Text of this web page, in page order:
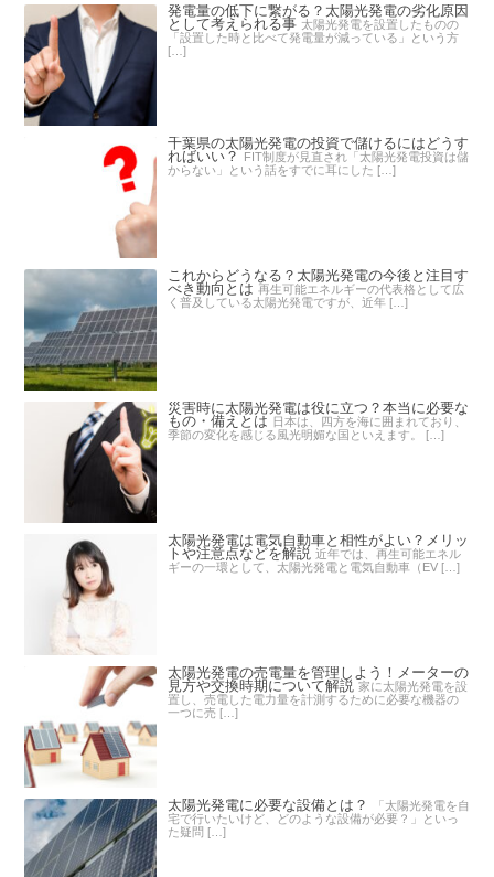
発電量の低下に繋がる？太陽光発電の劣化原因
として考えられる事 太陽光発電を設置したものの
「設置した時と比べて発電量が減っている」という方
[…]
千葉県の太陽光発電の投資で儲けるにはどうす
ればいい？
FIT制度が見直され「太陽光発電投資は儲
からない」という話をすでに耳にした […]
これからどうなる？太陽光発電の今後と注目す
べき動向とは 再生可能エネルギーの代表格として広
く普及している太陽光発電ですが、近年 […]
災害時に太陽光発電は役に立つ？本当に必要な
もの・備えとは 日本は、四方を海に囲まれており、
季節の変化を感じる風光明媚な国といえます。 […]
太陽光発電は電気自動車と相性がよい？メリッ
トや注意点などを解説 近年では、再生可能エネル
ギーの一環として、太陽光発電と電気自動車（EV […]
太陽光発電の売電量を管理しよう！メーターの
見方や交換時期について解説 家に太陽光発電を設
置し、売電した電力量を計測するために必要な機器の
一つに売 […]
太陽光発電に必要な設備とは？
「太陽光発電を自
宅で行いたいけど、どのような設備が必要？」といっ
た疑問 […]